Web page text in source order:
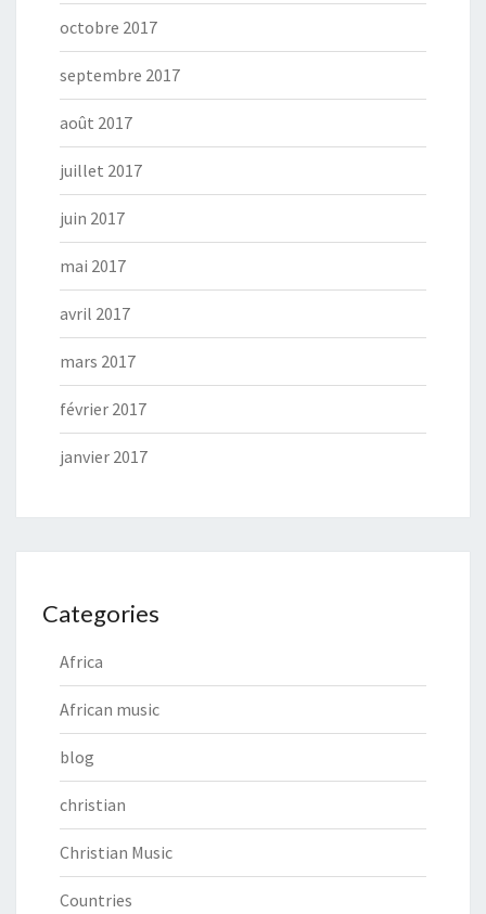
octobre 2017
septembre 2017
août 2017
juillet 2017
juin 2017
mai 2017
avril 2017
mars 2017
février 2017
janvier 2017
Categories
Africa
African music
blog
christian
Christian Music
Countries